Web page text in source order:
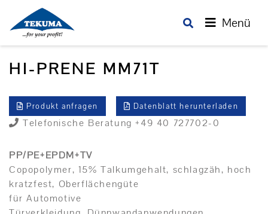
Menü
HI-PRENE MM71T
Produkt anfragen Datenblatt herunterladen
Telefonische Beratung +49 40 727702-0
PP/PE+EPDM+TV
Copopolymer, 15% Talkumgehalt, schlagzäh, hoch
kratzfest, Oberflächengüte
für Automotive